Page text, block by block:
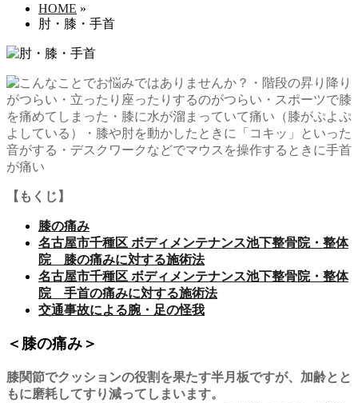
HOME »
肘・膝・手首
【もくじ】
膝の痛み
名古屋市千種区 ボディメンテナンス池下整骨院・整体
院 膝の痛みに対する施術法
名古屋市千種区 ボディメンテナンス池下整骨院・整体
院 手首の痛みに対する施術法
交通事故による腕・足の怪我
＜膝の痛み＞
膝関節でクッションの役割を果たす半月板ですが、加齢とと
もに磨耗してすり減ってしまいます。